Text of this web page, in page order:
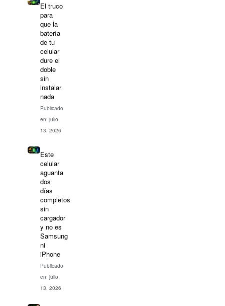
El truco
para
que la
batería
de tu
celular
dure el
doble
sin
instalar
nada
Publicado
en: julio
13, 2026
Este
celular
aguanta
dos
días
completos
sin
cargador
y no es
Samsung
ni
iPhone
Publicado
en: julio
13, 2026